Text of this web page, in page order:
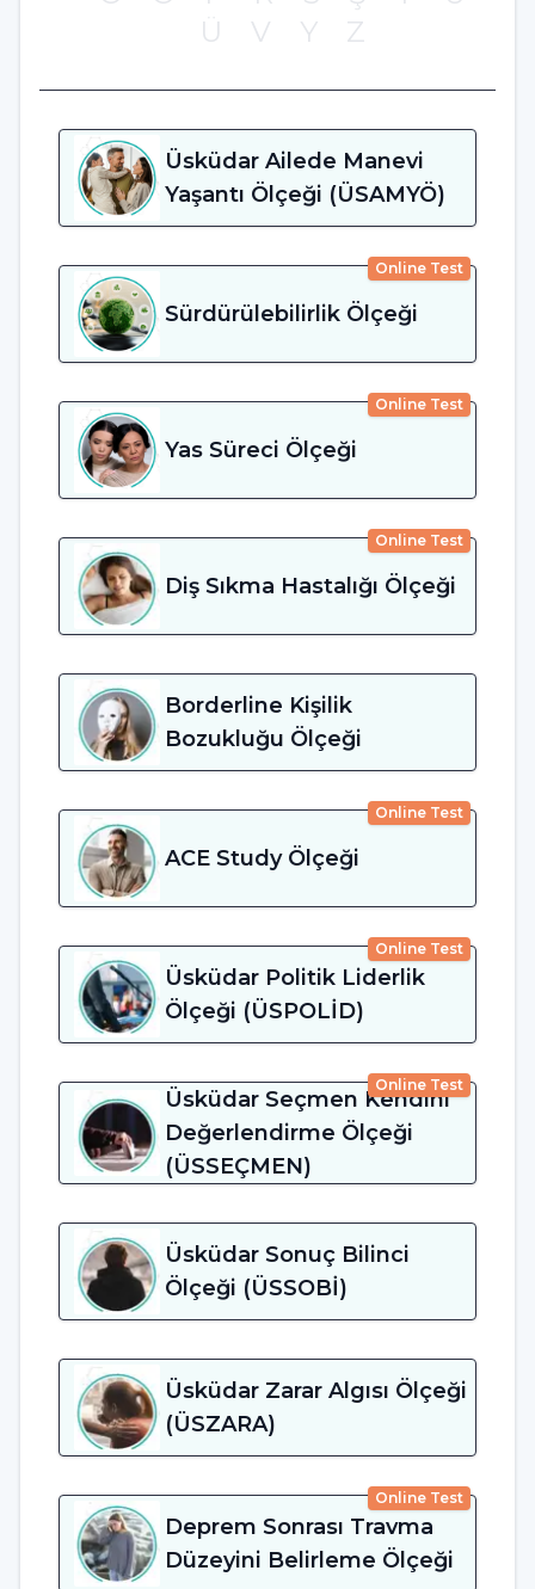
Ü
V Y Z
Üsküdar Ailede Manevi
Yaşantı Ölçeği (ÜSAMYÖ)
Online Test
Sürdürülebilirlik Ölçeği
Online Test
Yas Süreci Ölçeği
Online Test
Diş Sıkma Hastalığı Ölçeği
Borderline Kişilik
Bozukluğu Ölçeği
Online Test
ACE Study Ölçeği
Online Test
Üsküdar Politik Liderlik
Ölçeği (ÜSPOLİD)
Online Test
Üsküdar Seçmen Kendini
Değerlendirme Ölçeği
(ÜSSEÇMEN)
Üsküdar Sonuç Bilinci
Ölçeği (ÜSSOBİ)
Üsküdar Zarar Algısı Ölçeği
(ÜSZARA)
Online Test
Deprem Sonrası Travma
Düzeyini Belirleme Ölçeği